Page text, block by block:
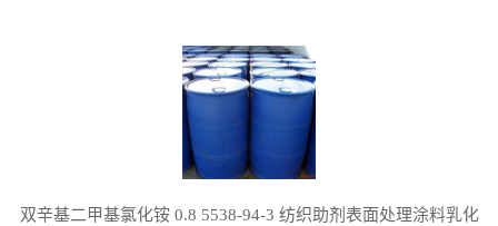
双辛基二甲基氯化铵 0.8 5538-94-3 纺织助剂表面处理涂料乳化